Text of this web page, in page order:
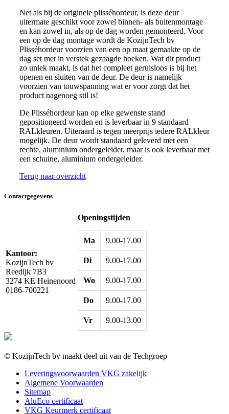
Net als bij de originele plisséhordeur, is deze deur
uitermate geschikt voor zowel binnen- als buitenmontage
en kan zowel in, als op de dag worden gemonteerd. Voor
een op de dag montage wordt de KozijnTech bv
Plisséhordeur voorzien van een op maat gemaakte op de
dag set met in verstek gezaagde hoeken. Wat dit product
zo uniek maakt, is dat het compleet geruisloos is bij het
openen en sluiten van de deur. De deur is namelijk
voorzien van touwspanning wat er voor zorgt dat het
product nagenoeg stil is!
De Plisséhordeur kan op elke gewenste stand
gepositioneerd worden en is leverbaar in 9 standaard
RALkleuren. Uiteraard is tegen meerprijs iedere RALkleur
mogelijk. De deur wordt standaard geleverd met een
rechte, aluminium ondergeleider, maar is ook leverbaar met
een schuine, aluminium ondergeleider.
Terug naar overzicht
Contactgegevens
Kantoor:
KozijnTech bv
Reedijk 7B3
3274 KE Heinenoord
0186-700221
Openingstijden
Ma 9.00-17.00
Di 9.00-17.00
Wo 9.00-17.00
Do 9.00-17.00
Vr 9.00-13.00
© KozijnTech bv maakt deel uit van de Techgroep
Leveringsvoorwaarden VKG zakelijk
Algemene Voorwaarden
Sitemap
AluEco certificaat
VKG Keurmerk certificaat